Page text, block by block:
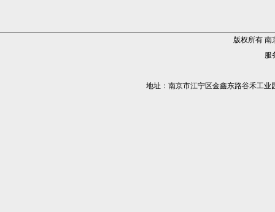
版权所有 南
服
地址：南京市江宁区金鑫东路谷禾工